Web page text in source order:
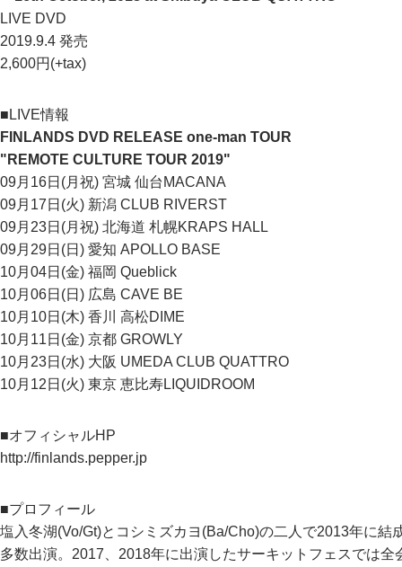
LIVE DVD
2019.9.4 発売
2,600円(+tax)
■LIVE情報
FINLANDS DVD RELEASE one-man TOUR
"REMOTE CULTURE TOUR 2019"
09月16日(月祝) 宮城 仙台MACANA
09月17日(火) 新潟 CLUB RIVERST
09月23日(月祝) 北海道 札幌KRAPS HALL
09月29日(日) 愛知 APOLLO BASE
10月04日(金) 福岡 Queblick
10月06日(日) 広島 CAVE BE
10月10日(木) 香川 高松DIME
10月11日(金) 京都 GROWLY
10月23日(水) 大阪 UMEDA CLUB QUATTRO
10月12日(火) 東京 恵比寿LIQUIDROOM
■オフィシャルHP
http://finlands.pepper.jp
■プロフィール
塩入冬湖(Vo/Gt)とコシミズカヨ(Ba/Cho)の二人で2013年に
多数出演。2017、2018年に出演したサーキットフェスでは